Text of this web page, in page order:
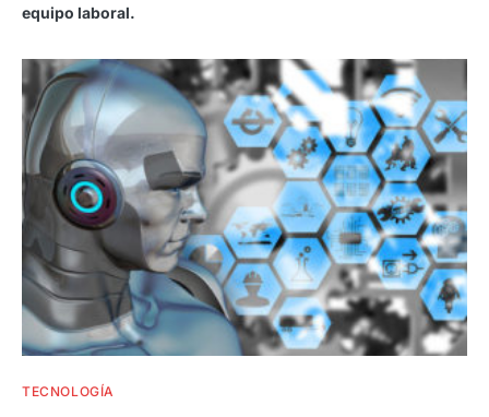
equipo laboral.
TECNOLOGÍA